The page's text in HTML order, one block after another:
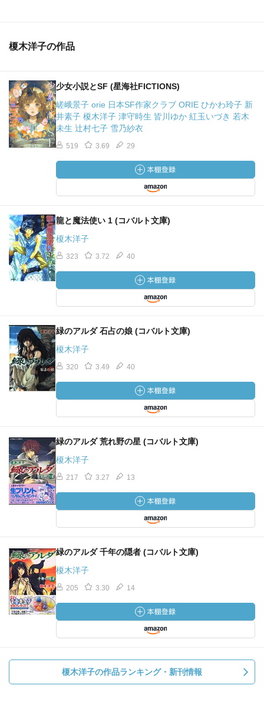
榎木洋子の作品
少女小説とSF (星海社FICTIONS)
嵯峨景子 orie 日本SF作家クラブ ORIE ひかわ玲子 新
井素子 榎木洋子 津守時生 皆川ゆか 紅玉いづき 若木
未生 辻村七子 雪乃紗衣
519 3.69 29
龍と魔法使い 1 (コバルト文庫)
榎木洋子
323 3.72 40
緑のアルダ 石占の娘 (コバルト文庫)
榎木洋子
320 3.49 40
緑のアルダ 荒れ野の星 (コバルト文庫)
榎木洋子
217 3.27 13
緑のアルダ 千年の隠者 (コバルト文庫)
榎木洋子
205 3.30 14
榎木洋子の作品ランキング・新刊情報